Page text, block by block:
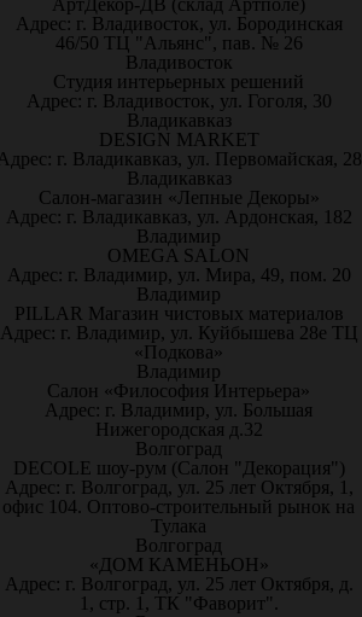
АртДекор-ДВ (склад Артполе)
Адрес: г. Владивосток, ул. Бородинская
46/50 ТЦ "Альянс", пав. № 26
Владивосток
Студия интерьерных решений
Адрес: г. Владивосток, ул. Гоголя, 30
Владикавказ
DESIGN MARKET
г. Владикавказ, ул. Первомайская, 28
Владикавказ
Салон-магазин «Лепные Декоры»
Адрес: г. Владикавказ, ул. Ардонская, 182
Владимир
OMEGA SALON
Адрес: г. Владимир, ул. Мира, 49, пом. 20
Владимир
PILLAR Магазин чистовых материалов
Адрес: г. Владимир, ул. Куйбышева 28е ТЦ
«Подкова»
Владимир
Салон «Философия Интерьера»
Адрес: г. Владимир, ул. Большая
Нижегородская д.32
Волгоград
DECOLE шоу-рум (Салон "Декорация")
Адрес: г. Волгоград, ул. 25 лет Октября, 1,
офис 104. Оптово-строительный рынок на
Тулака
Волгоград
«ДОМ КАМЕНЬОН»
Адрес: г. Волгоград, ул. 25 лет Октября, д.
1, стр. 1, ТК "Фаворит".